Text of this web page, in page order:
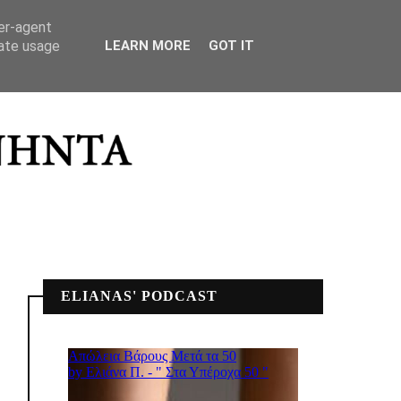
ΜΟΥ
ELIANAS' PODCAST
agent
usage
LEARN MORE GOT IT